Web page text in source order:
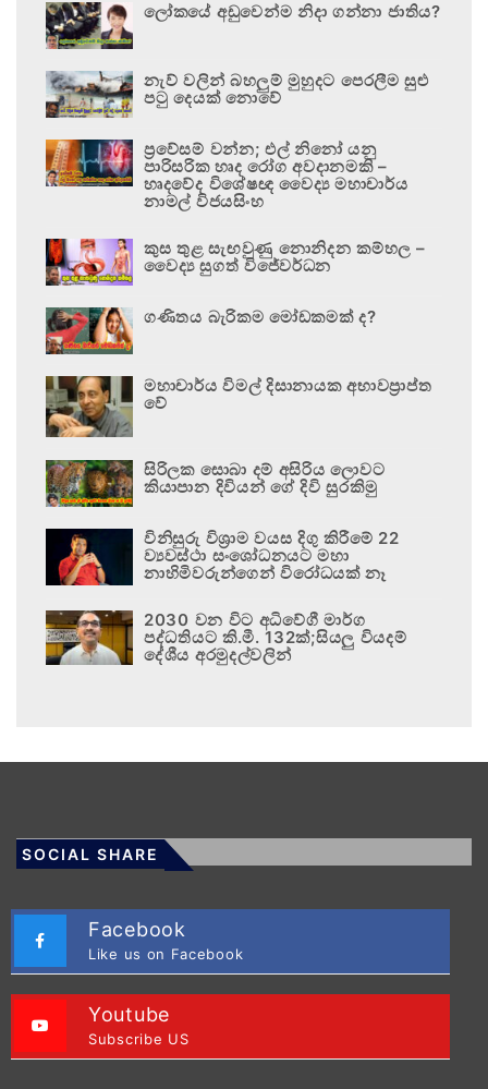
ලෝකයේ අඩුවෙන්ම නිදා ගන්නා ජාතිය?
නැව් වලින් බහලුම් මුහුදට පෙරලීම සුළු
පටු දෙයක් නොවේ
ප්‍රවේසම් වන්න; එල් නිනෝ යනු
පාරිසරික හෘද රෝග අවදානමකි –
හෘදවේද විශේෂඥ වෛද්‍ය මහාචාර්ය
නාමල් විජයසිංහ
කුස තුළ සැඟවුණු නොනිදන කම්හල –
වෛද්‍ය සුගත් විජේවර්ධන
ගණිතය බැරිකම මෝඩකමක් ද?
මහාචාර්ය විමල් දිසානායක අභාවප්‍රාප්ත
වේ
සිරිලක සොබා දම් අසිරිය ලොවට
කියාපාන දිවියන් ගේ දිවි සුරකිමු
විනිසුරු විශ්‍රාම වයස දිගු කිරීමේ 22
ව්‍යවස්ථා සංශෝධනයට මහා
නාහිමිවරුන්ගෙන් විරෝධයක් නෑ
2030 වන විට අධිවේගී මාර්ග
පද්ධතියට කි.මී. 132ක්;සියලු වියදම්
දේශීය අරමුදල්වලින්
SOCIAL SHARE
Facebook
Like us on Facebook
Youtube
Subscribe US